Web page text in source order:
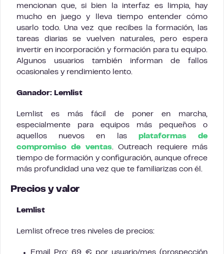
mencionan que, si bien la interfaz es limpia, hay
mucho en juego y lleva tiempo entender cómo
usarlo todo. Una vez que recibes la formación, las
tareas diarias se vuelven naturales, pero espera
invertir en incorporación y formación para tu equipo.
Algunos usuarios también informan de fallos
ocasionales y rendimiento lento.
Ganador: Lemlist
Lemlist es más fácil de poner en marcha,
especialmente para equipos más pequeños o
aquellos nuevos en las plataformas de
compromiso de ventas. Outreach requiere más
tiempo de formación y configuración, aunque ofrece
más profundidad una vez que te familiarizas con él.
Precios y valor
Lemlist
Lemlist ofrece tres niveles de precios:
Email Pro: 69 € por usuario/mes (prospección